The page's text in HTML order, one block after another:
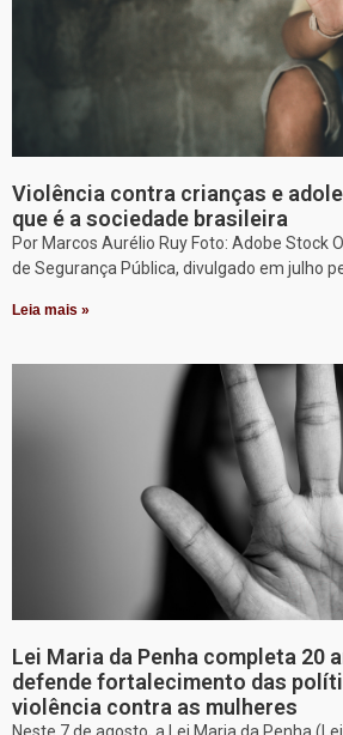
Violência contra crianças e
que é a sociedade brasileira
Por Marcos Aurélio Ruy Foto: Adobe Stock
de Segurança Pública, divulgado em julho
Leia mais »
Lei Maria da Penha completa 20
defende fortalecimento das
violência contra as mulheres